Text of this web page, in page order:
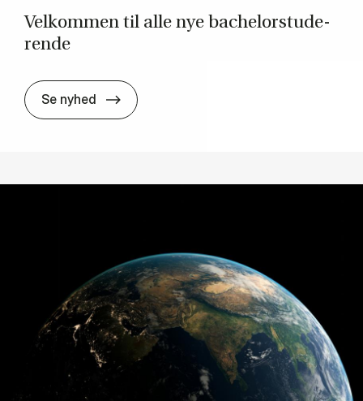
Vel­kom­men til alle nye ba­chel­or­stu­de­
ren­de
Se nyhed Vel­kom­men til alle nye